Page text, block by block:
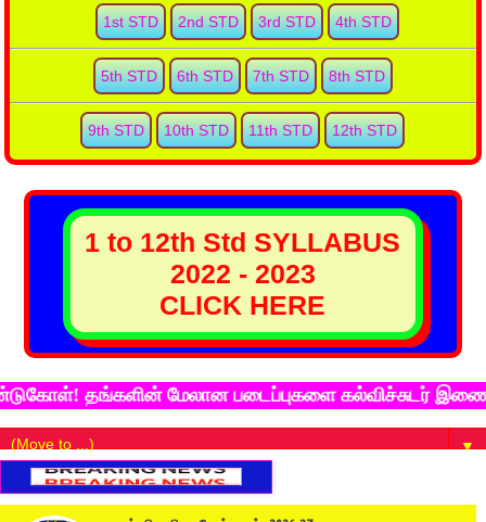
1st STD 2nd STD 3rd STD 4th STD
5th STD 6th STD 7th STD 8th STD
9th STD 10th STD 11th STD 12th STD
1 to 12th Std SYLLABUS
2022 - 2023
CLICK HERE
மேலான படைப்புகளை கல்விச்சுடர் இணைய
▼